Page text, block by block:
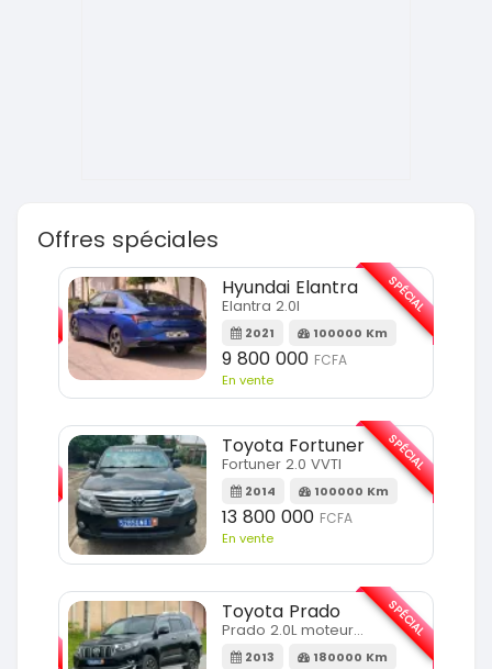
Offres spéciales
Hyundai Elantra
Elantra 2.0l
2021 100000 Km
9 800 000 FCFA
En vente
SPÉCIAL
Toyota Fortuner
Fortuner 2.0 VVTI
2014 100000 Km
13 800 000 FCFA
En vente
SPÉCIAL
Toyota Prado
Prado 2.0L moteur d4d
2013 180000 Km
SPÉCIAL